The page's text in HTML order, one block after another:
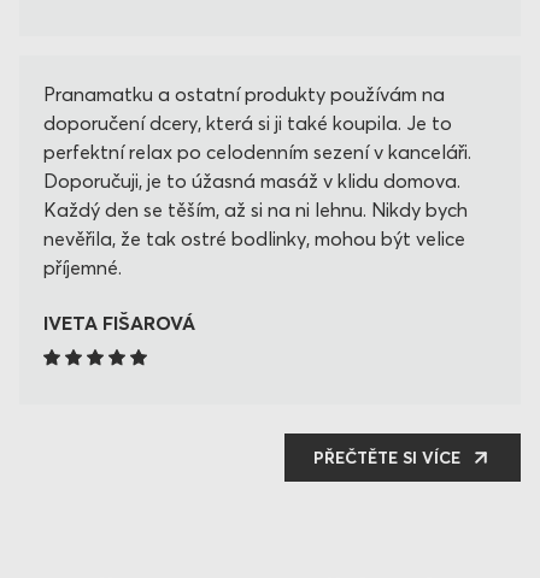
Pranamatku a ostatní produkty používám na
doporučení dcery, která si ji také koupila. Je to
perfektní relax po celodenním sezení v kanceláři.
Doporučuji, je to úžasná masáž v klidu domova.
Každý den se těším, až si na ni lehnu. Nikdy bych
nevěřila, že tak ostré bodlinky, mohou být velice
příjemné.
IVETA FIŠAROVÁ
PŘEČTĚTE SI VÍCE